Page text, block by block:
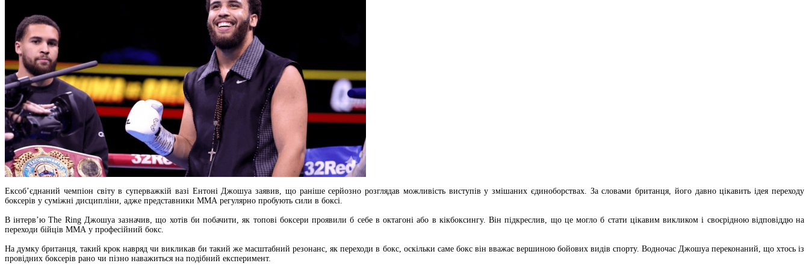
Ексоб’єднаний чемпіон світу в суперважкій вазі Ентоні Джошуа заявив, що раніше серйозно розглядав можливість виступів у змішаних єдиноборствах. За словами британця, його давно цікавить ідея переходу
боксерів у суміжні дисципліни, адже представники ММА регулярно пробують сили в боксі.
В інтерв’ю The Ring Джошуа зазначив, що хотів би побачити, як топові боксери проявили б себе в октагоні або в кікбоксингу. Він підкреслив, що це могло б стати цікавим викликом і своєрідною відповіддю на
переходи бійців ММА у професійний бокс.
На думку британця, такий крок навряд чи викликав би такий же масштабний резонанс, як переходи в бокс, оскільки саме бокс він вважає вершиною бойових видів спорту. Водночас Джошуа переконаний, що хтось із
провідних боксерів рано чи пізно наважиться на подібний експеримент.